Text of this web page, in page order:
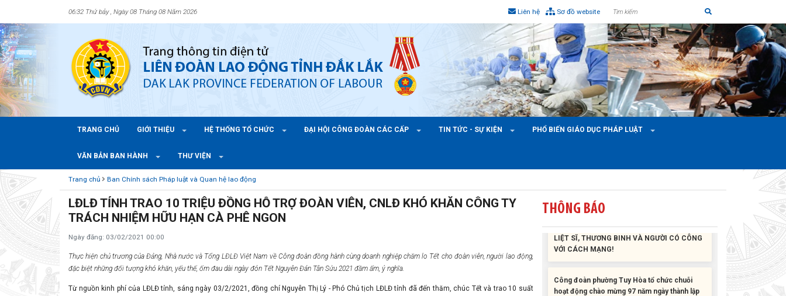
06:32 Thứ bảy , Ngày 08 Tháng 08 Năm 2026 Liên hệ Sơ đồ website
TRANG CHỦ GIỚI THIỆU HỆ THỐNG TỔ CHỨC ĐẠI HỘI CÔNG ĐOÀN CÁC CẤP TIN TỨC - SỰ KIỆN PHỔ BIẾN GIÁO DỤC PHÁP LUẬT
VĂN BẢN BAN HÀNH THƯ VIỆN
Trang chủ Ban Chính sách Pháp luật và Quan hệ lao động
LĐLĐ TỈNH TRAO 10 TRIỆU ĐỒNG HỖ TRỢ ĐOÀN VIÊN, CNLĐ KHÓ KHĂN CÔNG TY
TRÁCH NHIỆM HỮU HẠN CÀ PHÊ NGON
Ngày đăng: 03/02/2021 00:00
Thực hiện chủ trương của Đảng, Nhà nước và Tổng LĐLĐ Việt Nam về Công đoàn đồng hành cùng doanh nghiệp chăm lo Tết cho đoàn viên, người lao động,
đặc biệt những đối tượng khó khăn, yếu thế, ốm đau dài ngày đón Tết Nguyên Đán Tân Sửu 2021 đầm ấm, ý nghĩa.
Từ nguồn kinh phí của LĐLĐ tỉnh, sáng ngày 03/2/2021, đồng chí Nguyễn Thị Lý - Phó Chủ tịch LĐLĐ tỉnh đã đến thăm, chúc Tết và trao 10 suất
THÔNG BÁO
Liên đoàn Lao động tỉnh tổ chức trao kinh phí
hỗ trợ xây dựng nhà Mái ấm Công đoàn cho
đoàn viên công đoàn có hoàn cảnh...
Bàn giao Mái ấm công đoàn cho 2 đoàn viên
thuộc Công đoàn phường Tân An
ĐỜI ĐỜI GHI NHỚ CÔNG ƠN CÁC ANH HÙNG
VỚI CÁCH MẠNG!
Công đoàn phường Tuy Hòa tổ chức chuỗi
Công đoàn Việt Nam (28/7/1929 –...